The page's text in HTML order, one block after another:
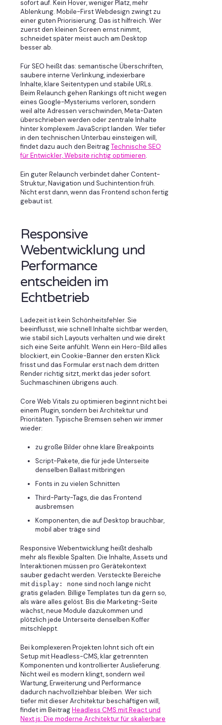
sofort auf. Kein Hover, weniger Platz, mehr
Ablenkung. Mobile-First Webdesign zwingt zu
einer guten Priorisierung. Das ist hilfreich. Wer
zuerst den kleinen Screen ernst nimmt,
schneidet später meist auch am Desktop
besser ab.
Für SEO heißt das: semantische Überschriften,
saubere interne Verlinkung, indexierbare
Inhalte, klare Seitentypen und stabile URLs.
Beim Relaunch gehen Rankings oft nicht wegen
eines Google-Mysteriums verloren, sondern
weil alte Adressen verschwinden, Meta-Daten
überschrieben werden oder zentrale Inhalte
hinter komplexem JavaScript landen. Wer tiefer
in den technischen Unterbau einsteigen will,
findet dazu auch den BeitragTechnische SEO
für Entwickler, Website richtig optimieren.
Ein guter Relaunch verbindet daher Content-
Struktur, Navigation und Suchintention früh.
Nicht erst dann, wenn das Frontend schon fertig
gebaut ist.
Responsive
Webentwicklung und
Performance
entscheiden im
Echtbetrieb
Ladezeit ist kein Schönheitsfehler. Sie
beeinflusst, wie schnell Inhalte sichtbar werden,
wie stabil sich Layouts verhalten und wie direkt
sich eine Seite anfühlt. Wenn ein Hero-Bild alles
blockiert, ein Cookie-Banner den ersten Klick
frisst und das Formular erst nach dem dritten
Render richtig sitzt, merkt das jeder sofort.
Suchmaschinen übrigens auch.
Core Web Vitals zu optimieren beginnt nicht bei
einem Plugin, sondern bei Architektur und
Prioritäten. Typische Bremsen sehen wir immer
wieder:
zu große Bilder ohne klare Breakpoints
Script-Pakete, die für jede Unterseite
denselben Ballast mitbringen
Fonts in zu vielen Schnitten
Third-Party-Tags, die das Frontend
ausbremsen
Komponenten, die auf Desktop brauchbar,
mobil aber träge sind
Responsive Webentwicklung heißt deshalb
mehr als flexible Spalten. Die Inhalte, Assets und
Interaktionen müssen pro Gerätekontext
sauber gedacht werden. Versteckte Bereiche
mit display: none sind noch lange nicht
gratis geladen. Billige Templates tun da gern so,
als wäre alles gelöst. Bis die Marketing-Seite
wächst, neue Module dazukommen und
plötzlich jede Unterseite denselben Koffer
mitschleppt.
Bei komplexeren Projekten lohnt sich oft ein
Setup mit Headless-CMS, klar getrennten
Komponenten und kontrollierter Auslieferung.
Nicht weil es modern klingt, sondern weil
Wartung, Erweiterung und Performance
dadurch nachvollziehbar bleiben. Wer sich
tiefer mit dieser Architektur beschäftigen will,
findet im BeitragHeadless CMS mit React und
Next.js: Die moderne Architektur für skalierbare